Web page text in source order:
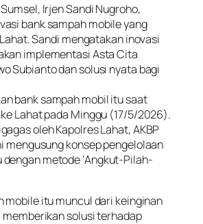
Irjen Sandi Nugroho,
bank sampah mobile yang
Sandi mengatakan inovasi
implementasi Asta Cita
Subianto dan solusi nyata bagi
bank sampah mobil itu saat
Lahat pada Minggu (17/5/2026).
oleh Kapolres Lahat, AKBP
mengusung konsep pengelolaan
metode ‘Angkut-Pilah-
mobile itu muncul dari keinginan
memberikan solusi terhadap